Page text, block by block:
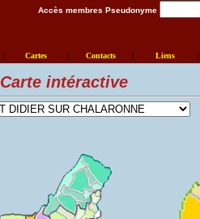
Accès membres Pseudonyme
| Cartes | Contacts | Liens |
Carte intéractive